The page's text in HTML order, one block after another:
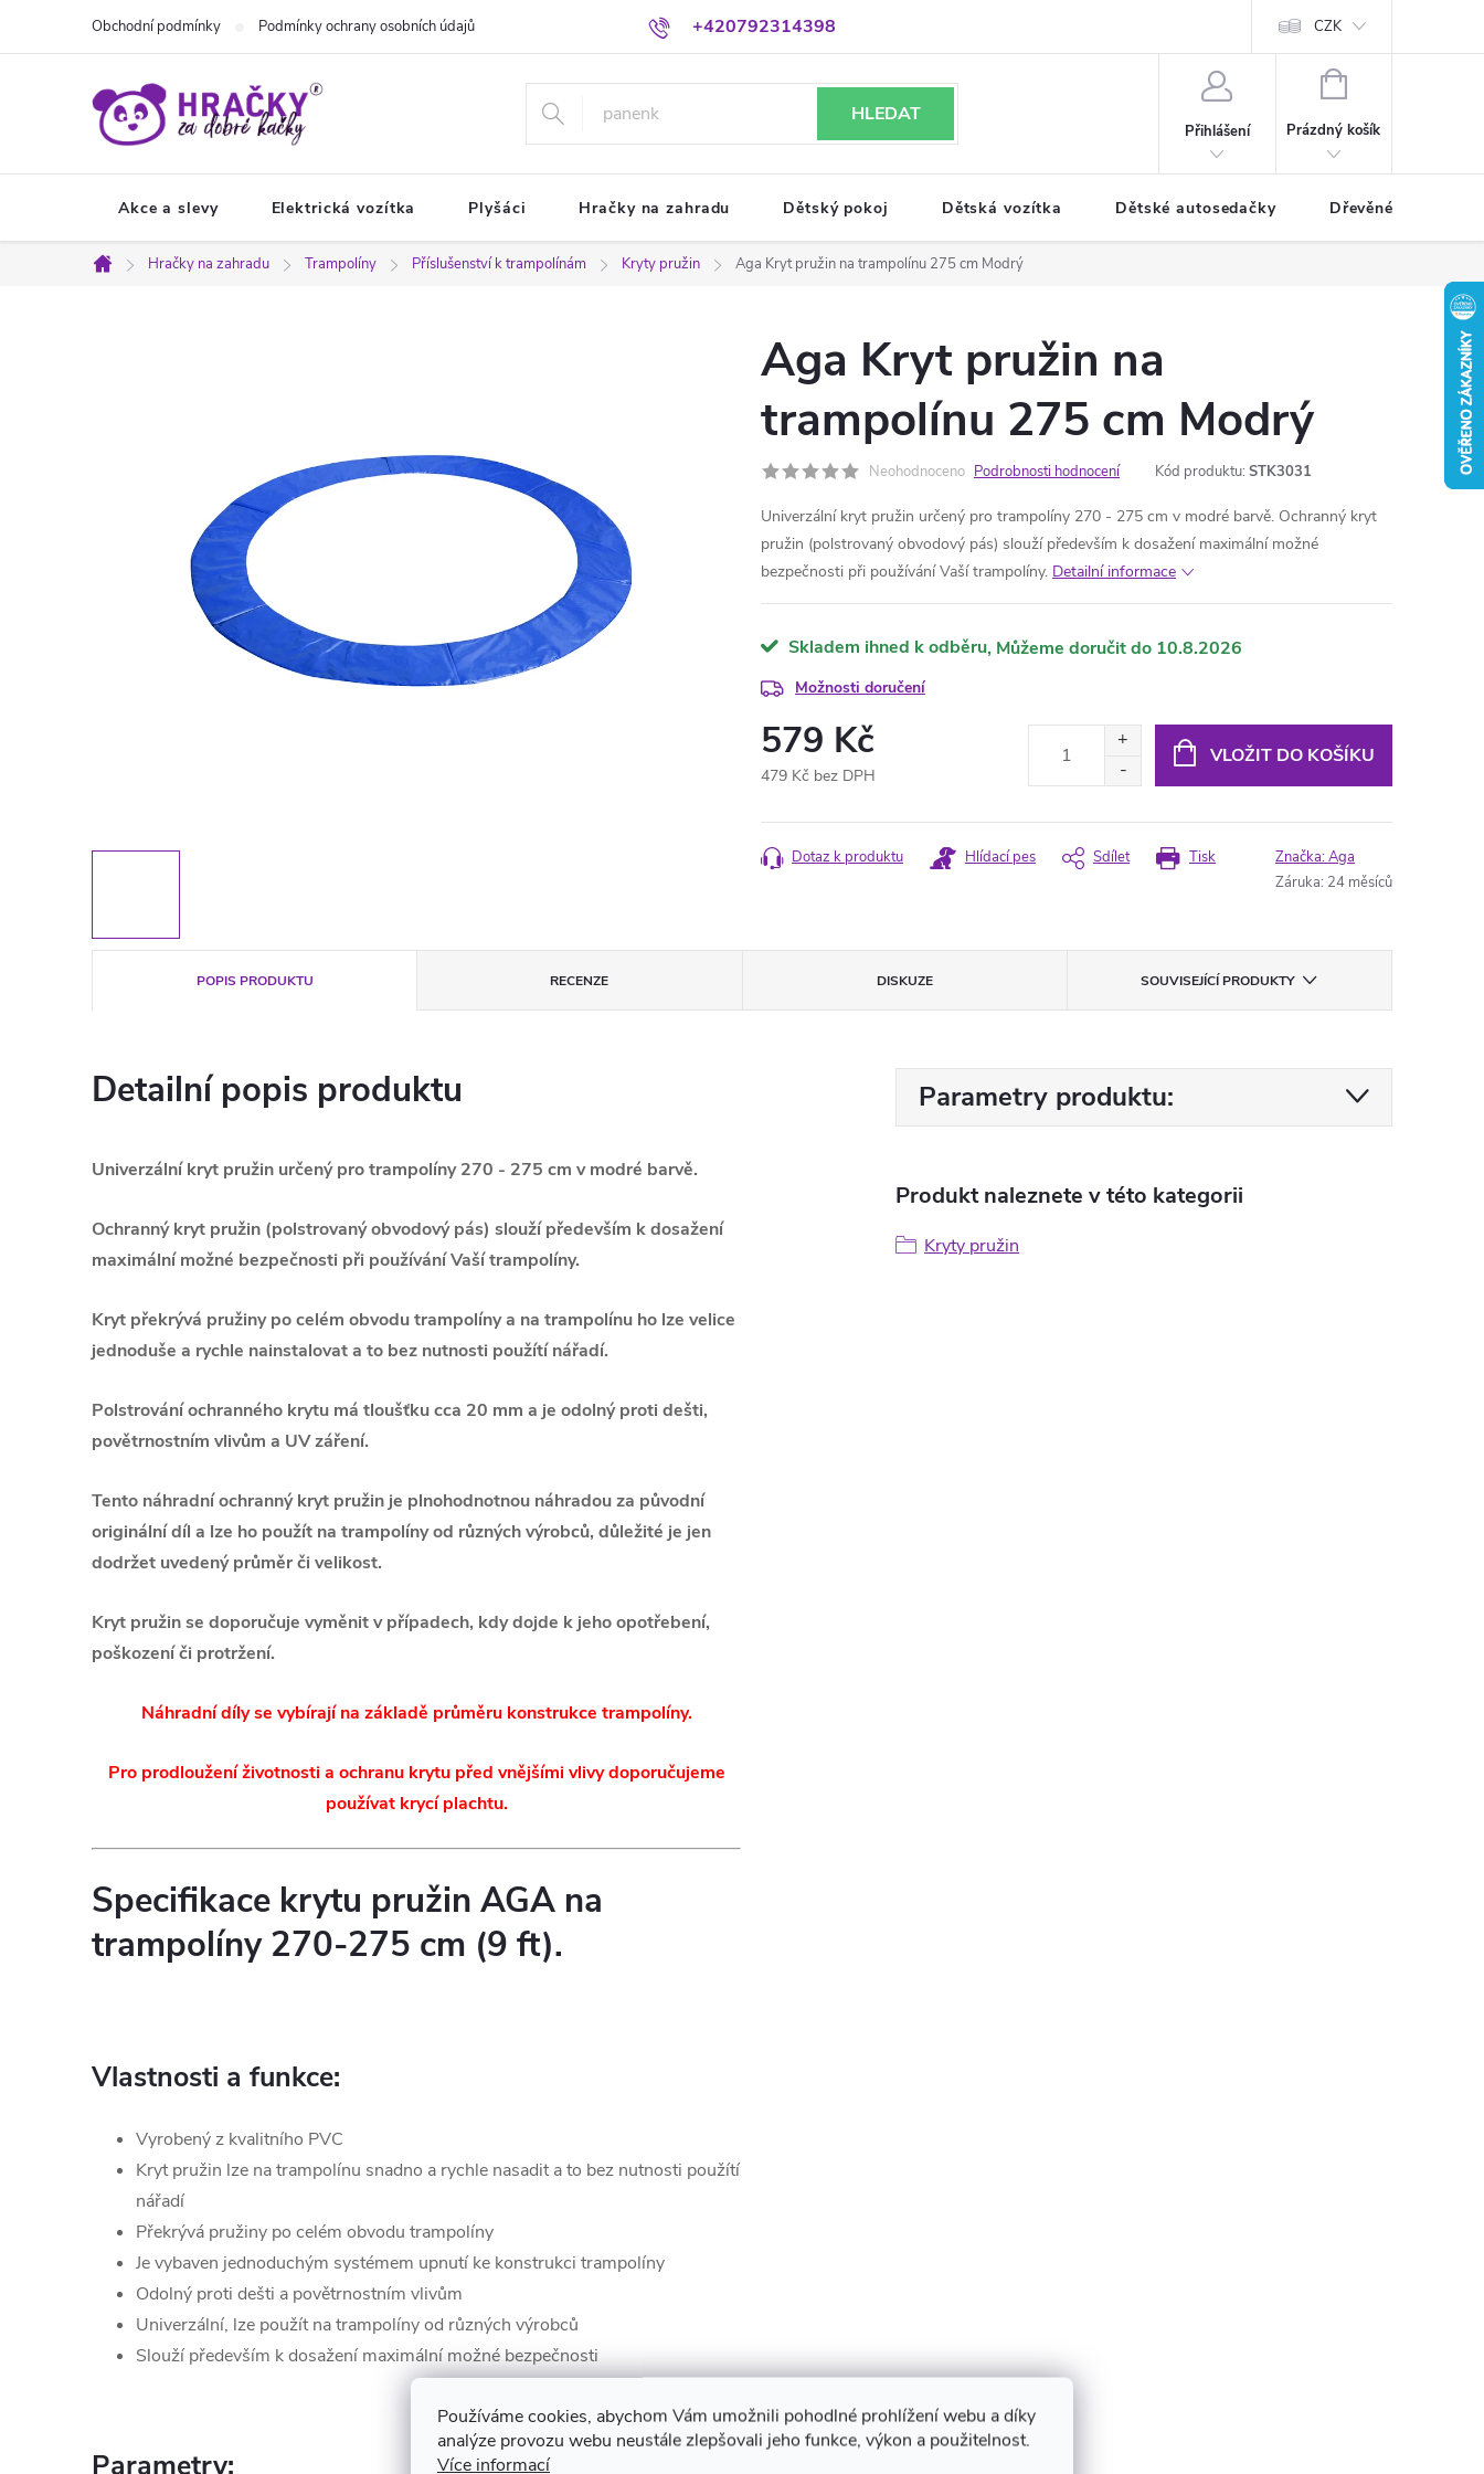
Používáme cookies, abychom Vám umožnili pohodlné prohlížení webu a díky
analýze provozu webu neustále zlepšovali jeho funkce, výkon a použitelnost.
Více informací
+420792314398
Obchodní podmínky Podmínky ochrany osobních údajů CZK
HLEDAT
Přihlášení
NÁKUPNÍ
Prázdný košík
Akce a slevy Elektrická vozítka Plyšáci Hračky na zahradu Dětský pokoj Dětská vozítka Dětské autosedačky Dřevěné hračky
Domů
Hračky na zahradu Trampolíny Příslušenství k trampolínám Kryty pružin Aga Kryt pružin na trampolínu 275 cm Modrý
Aga Kryt pružin na
trampolínu 275 cm Modrý
Neohodnoceno Podrobnosti hodnocení Kód produktu: STK3031
Univerzální kryt pružin určený pro trampolíny 270 - 275 cm v modré barvě. Ochranný kryt
pružin (polstrovaný obvodový pás) slouží především k dosažení maximální možné
bezpečnosti při používání Vaší trampolíny. Detailní informace
Skladem ihned k odběru 10.8.2026
Možnosti doručení
579 Kč
479 Kč bez DPH
cena:
VLOŽIT DO KOŠÍKU
Tisk
Dotaz k produktu Hlídací pes Sdílet Značka:Aga
Záruka: 24 měsíců
POPIS PRODUKTU RECENZE DISKUZE SOUVISEJÍCÍ PRODUKTY
Detailní popis produktu
Univerzální kryt pružin určený pro trampolíny 270 - 275 cm v modré barvě.
Ochranný kryt pružin (polstrovaný obvodový pás) slouží především k dosažení
maximální možné bezpečnosti při používání Vaší trampolíny.
Kryt překrývá pružiny po celém obvodu trampolíny a na trampolínu ho lze velice
jednoduše a rychle nainstalovat a to bez nutnosti použítí nářadí.
Polstrování ochranného krytu má tloušťku cca 20 mm a je odolný proti dešti,
povětrnostním vlivům a UV záření.
Tento náhradní ochranný kryt pružin je plnohodnotnou náhradou za původní
originální díl a lze ho použít na trampolíny od různých výrobců, důležité je jen
dodržet uvedený průměr či velikost.
Kryt pružin se doporučuje vyměnit v případech, kdy dojde k jeho opotřebení,
poškození či protržení.
Náhradní díly se vybírají na základě průměru konstrukce trampolíny.
Pro prodloužení životnosti a ochranu krytu před vnějšími vlivy doporučujeme
používat krycí plachtu.
Specifikace krytu pružin AGA na
trampolíny 270-275 cm (9 ft).
Vlastnosti a funkce:
Vyrobený z kvalitního PVC
Kryt pružin lze na trampolínu snadno a rychle nasadit a to bez nutnosti použítí
nářadí
Překrývá pružiny po celém obvodu trampolíny
Je vybaven jednoduchým systémem upnutí ke konstrukci trampolíny
Odolný proti dešti a povětrnostním vlivům
Univerzální, lze použít na trampolíny od různých výrobců
Slouží především k dosažení maximální možné bezpečnosti
Parametry:
Parametry produktu:
Produkt naleznete v této kategorii
Kryty pružin